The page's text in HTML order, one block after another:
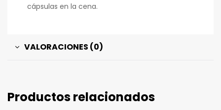
cápsulas en la cena.
VALORACIONES (0)
Productos relacionados